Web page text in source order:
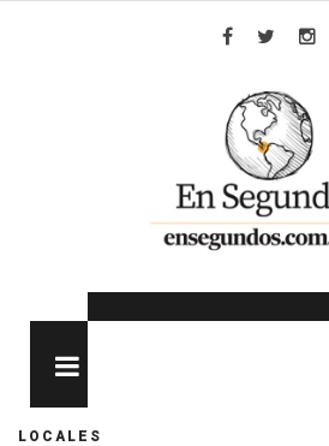
LOCALES